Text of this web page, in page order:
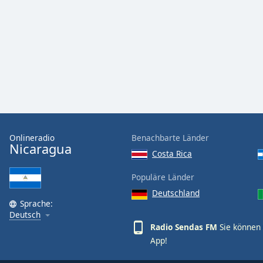
window.
dialog
window.
Escape
will
Onlineradio
Nicaragua
Sprache:
Deutsch
Benachbarte Länder
Costa Rica
Populäre Länder
Deutschland
Radio Sendas FM Sie
App!